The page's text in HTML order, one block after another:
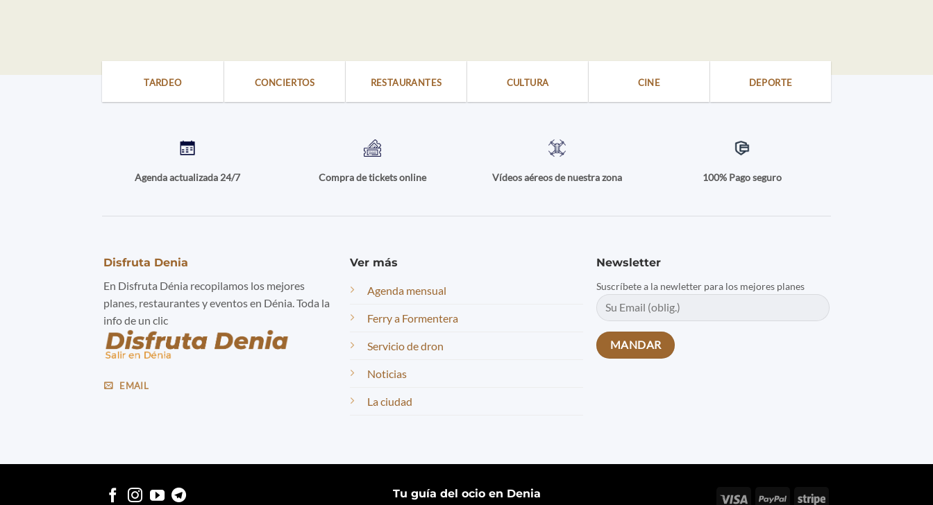
TARDEO CONCIERTOS RESTAURANTES CULTURA CINE DEPORTE
Agenda actualizada 24/7 Compra de tickets online Vídeos aéreos de nuestra zona 100% Pago seguro
Disfruta Denia
En Disfruta Dénia recopilamos los mejores
planes, restaurantes y eventos en Dénia. Toda la
info de un clic
EMAIL
Ver más
Agenda mensual
Ferry a Formentera
Servicio de dron
Noticias
La ciudad
Newsletter
Suscríbete a la newletter para los mejores planes
Tu guía del ocio en Denia Visa PayPal Stripe